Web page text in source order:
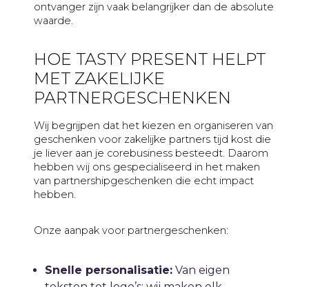
ontvanger zijn vaak belangrijker dan de absolute
waarde.
HOE TASTY PRESENT HELPT
MET ZAKELIJKE
PARTNERGESCHENKEN
Wij begrijpen dat het kiezen en organiseren van
geschenken voor zakelijke partners tijd kost die
je liever aan je corebusiness besteedt. Daarom
hebben wij ons gespecialiseerd in het maken
van partnershipgeschenken die echt impact
hebben.
Onze aanpak voor partnergeschenken:
Snelle personalisatie: Van eigen